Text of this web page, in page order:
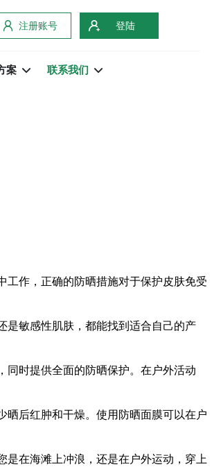
注册账号 登陆
案 联系我们
工作，正确的防晒措施对于保护皮肤免受
是敏感性肌肤，都能找到适合自己的产
同时提供全面的防晒保护。在户外活动
晒后红肿和干燥。使用防晒面膜可以在户
在海滩上冲浪，还是在户外运动，穿上